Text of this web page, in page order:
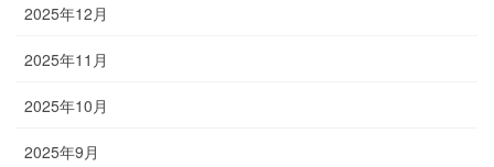
2025年12月
2025年11月
2025年10月
2025年9月